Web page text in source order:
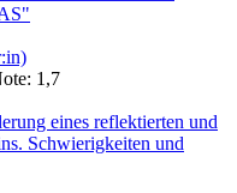
1,7
eines reflektierten und
Schwierigkeiten und